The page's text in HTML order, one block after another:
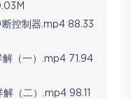
控制器.mp4 88.33
解（一）.mp4 71.94
（二）.mp4 98.11